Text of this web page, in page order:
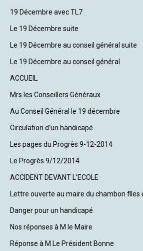
19 Décembre avec TL7
Le 19 Décembre suite
Le 19 Décembre au conseil général suite
Le 19 Décembre au conseil général
ACCUEIL
Mrs les Conseillers Généraux
Au Conseil Général le 19 décembre
Circulation d'un handicapé
Les pages du Progrès 9-12-2014
Le Progrès 9/12/2014
ACCIDENT DEVANT L'ECOLE
Lettre ouverte au maire du chambon flles
Danger pour un handicapé
Nos réponses à M le Maire
Réponse à M Le Président Bonne